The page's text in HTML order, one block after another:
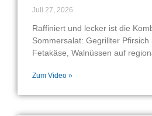
Juli 27, 2026
Raffiniert und lecker ist die
Sommersalat: Gegrillter Pfirsich
Fetakäse, Walnüssen auf
Zum Video »